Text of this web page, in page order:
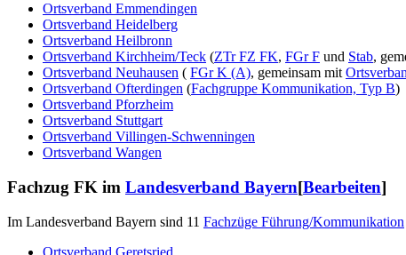
Ortsverband Emmendingen
Ortsverband Heidelberg
Ortsverband Heilbronn
Ortsverband Kirchheim/Teck (ZTr FZ FK, FGr F und Stab,
Ortsverband Neuhausen ( FGr K (A), gemeinsam mit
Ortsverband Ofterdingen (Fachgruppe Kommunikation, Typ B)
Ortsverband Pforzheim
Ortsverband Stuttgart
Ortsverband Villingen-Schwenningen
Ortsverband Wangen
Fachzug FK im Landesverband Bayern[Bearbeiten]
Im Landesverband Bayern sind 11 Fachzüge Führung/Kommunikation
Ortsverband Geretsried